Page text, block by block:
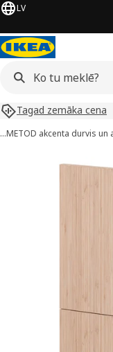
LV
Tagad zemāka cena
…METOD akcenta durvis un